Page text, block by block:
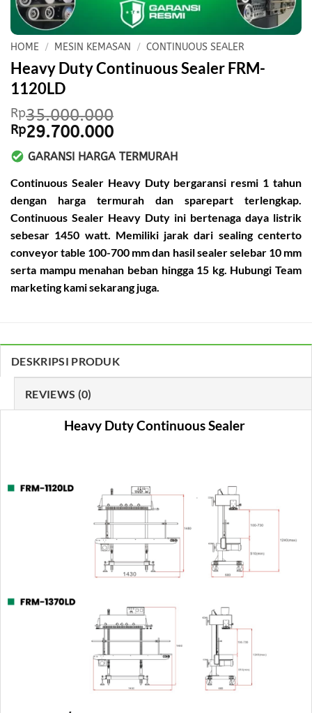
HOME / MESIN KEMASAN / CONTINUOUS SEALER
Heavy Duty Continuous Sealer FRM-
1120LD
Rp35.000.000
Original
price
was:
Rp35.000.000.
Rp29.700.000Current
price
is:
Rp29.700.000.
GARANSI HARGA TERMURAH
Continuous Sealer Heavy Dutybergaransi resmi 1 tahun
dengan harga termurah dan sparepart terlengkap.
Continuous Sealer Heavy Duty ini bertenaga daya listrik
sebesar 1450 watt. Memiliki jarak dari sealing centerto
conveyor table 100-700 mm dan hasil sealer selebar 10 mm
serta mampu menahan beban hingga 15 kg. Hubungi Team
marketing kami sekarang juga.
DESKRIPSI PRODUK
REVIEWS (0)
Heavy Duty Continuous Sealer